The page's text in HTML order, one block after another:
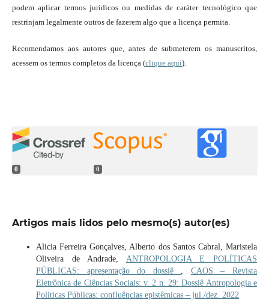
podem aplicar termos jurídicos ou medidas de caráter tecnológico que
restrinjam legalmente outros de fazerem algo que a licença permita.
Recomendamos aos autores que, antes de submeterem os manuscritos,
acessem os termos completos da licença (clique aqui).
0 0
Artigos mais lidos pelo mesmo(s) autor(es)
Alicia Ferreira Gonçalves, Alberto dos Santos Cabral, Maristela
Oliveira de Andrade, ANTROPOLOGIA E POLÍTICAS
PÚBLICAS: apresentação do dossiê
CAOS – Revista
Eletrônica de Ciências Sociais: v. 2 n. 29: Dossiê Antropologia e
Políticas Públicas: confluências epistêmicas – jul./dez. 2022